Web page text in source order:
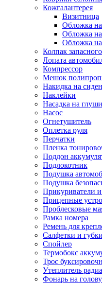
Кожгалантерея
Визитница
Обложка
Обложка
Обложка на
Колпак
Лопата
Компрессор
Мешок
Накидка на
Наклейки
Насадка на
Насос
Огнетушитель
Оплетка руля
Перчатки
Пленка
Поддон
Подлокотник
Подушка
Подушка
Прикуриватели
Прицепные
Проблесковые
Рамка номера
Ремень для
Салфетки и губки
Спойлер
Термобокс
Трос
Утеплитель
Фонарь на голову